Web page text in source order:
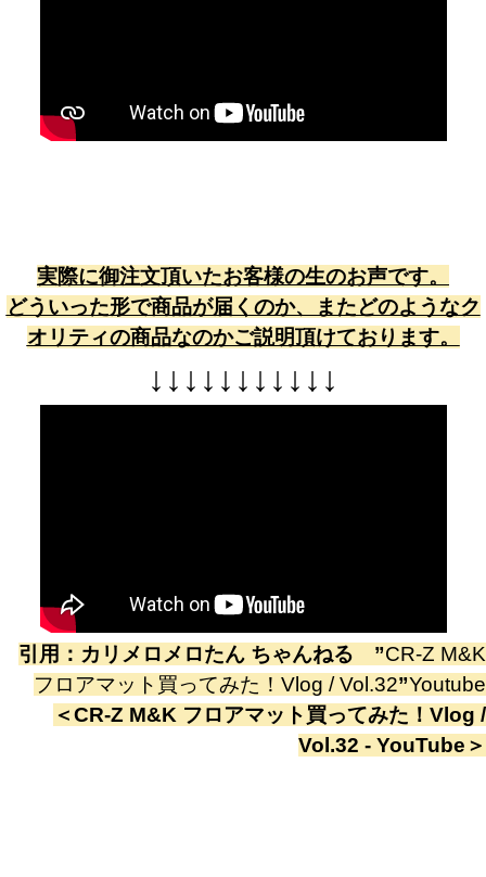
実際に御注文頂いたお客様の生のお声です。
どういった形で商品が届くのか、またどのようなク
オリティの商品なのかご説明頂けております。
↓ ↓ ↓ ↓ ↓ ↓ ↓ ↓ ↓ ↓ ↓
引用： カリメロメロたん ちゃんねる ”CR-Z M&K
フロアマット買ってみた！Vlog / Vol.32”Youtube
＜CR-Z M&K フロアマット買ってみた！Vlog /
Vol.32 - YouTube ＞